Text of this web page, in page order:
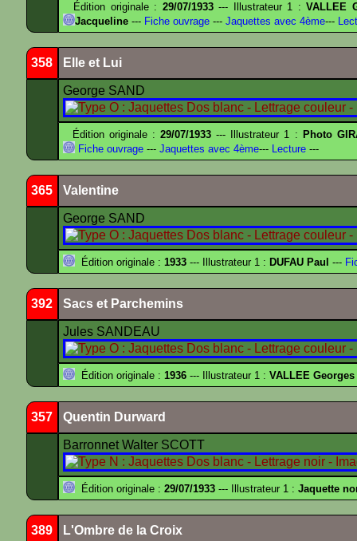
Édition originale : 29/07/1933--- Illustrateur 1 :VALLEE
Jacqueline --- Fiche ouvrage --- Jaquettes avec 4ème---
358 Elle et Lui
George SAND
Édition originale :29/07/1933 --- Illustrateur 1 : Photo
Fiche ouvrage --- Jaquettes avec 4ème--- Lecture ---
365 Valentine
George SAND
Édition originale : 1933 --- Illustrateur 1 : DUFAU Paul ---
392 Sacs et Parchemins
Jules SANDEAU
Édition originale : 1936 --- Illustrateur 1 : VALLEE Georges
357 Quentin Durward
Barronnet Walter SCOTT
Édition originale : 29/07/1933 --- Illustrateur 1 : Jaquette
389 L'Ombre de la Croix